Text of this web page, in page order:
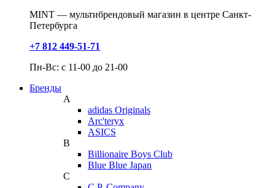
MINT — мультибрендовый магазин в центре Санкт-
Петербурга
+7 812 449-51-71
Пн-Вс: с 11-00 до 21-00
Бренды
A
adidas Originals
Arc'teryx
ASICS
B
Billionaire Boys Club
Blue Blue Japan
C